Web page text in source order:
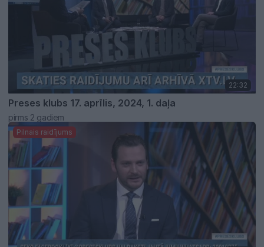
22:32
Preses klubs 17. aprīlis, 2024, 1. daļa
pirms 2 gadiem
Pilnais raidījums